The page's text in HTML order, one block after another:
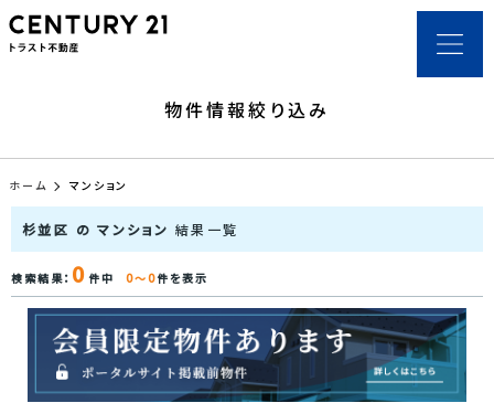
物件情報絞り込み
ホーム マンション
杉並区 の マンション 結果一覧
検索結果： 0 件中 0～0件を表示